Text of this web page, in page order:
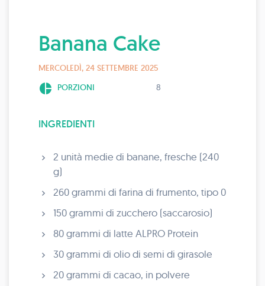
Banana Cake
MERCOLEDÌ, 24 SETTEMBRE 2025
pie_chart PORZIONI 8
INGREDIENTI
2 unità medie di banane, fresche (240
g)
260 grammi di farina di frumento, tipo 0
150 grammi di zucchero (saccarosio)
80 grammi di latte ALPRO Protein
30 grammi di olio di semi di girasole
20 grammi di cacao, in polvere